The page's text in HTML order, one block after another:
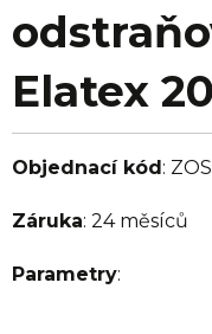
Elatex
Objednací kód:
Záruka: 24 měsíců
Parametry: